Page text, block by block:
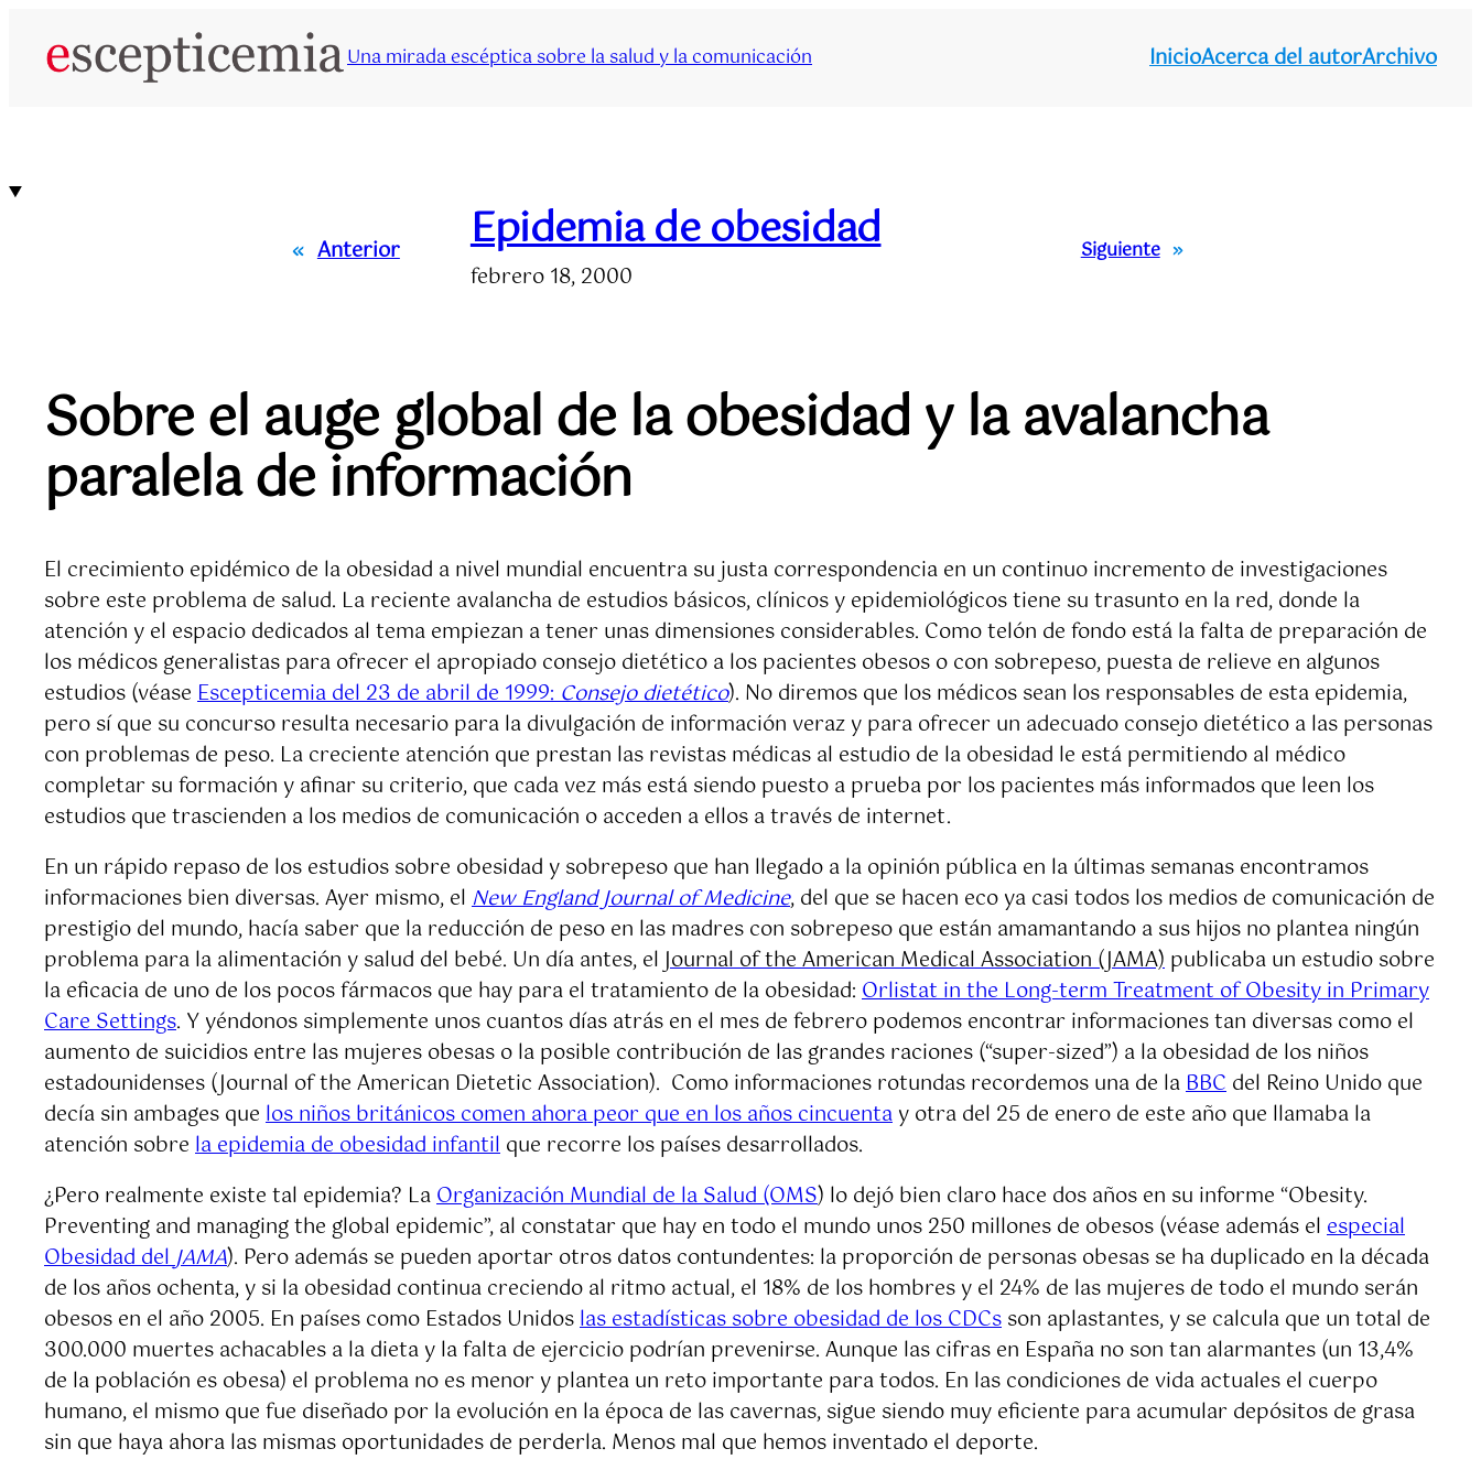
Una mirada escéptica sobre la salud y la comunicación InicioAcerca del autorArchivo
« Anterior Epidemia de obesidad
febrero 18, 2000
Siguiente »
Sobre el auge global de la obesidad y la avalancha
paralela de información
El crecimiento epidémico de la obesidad a nivel mundial encuentra su justa correspondencia en un continuo incremento de investigaciones
sobre este problema de salud. La reciente avalancha de estudios básicos, clínicos y epidemiológicos tiene su trasunto en la red, donde la
atención y el espacio dedicados al tema empiezan a tener unas dimensiones considerables. Como telón de fondo está la falta de preparación de
los médicos generalistas para ofrecer el apropiado consejo dietético a los pacientes obesos o con sobrepeso, puesta de relieve en algunos
estudios (véase Escepticemia del 23 de abril de 1999:Consejo dietético). No diremos que los médicos sean los responsables de esta epidemia,
pero sí que su concurso resulta necesario para la divulgación de información veraz y para ofrecer un adecuado consejo dietético a las personas
con problemas de peso. La creciente atención que prestan las revistas médicas al estudio de la obesidad le está permitiendo al médico
completar su formación y afinar su criterio, que cada vez más está siendo puesto a prueba por los pacientes más informados que leen los
estudios que trascienden a los medios de comunicación o acceden a ellos a través de internet.
En un rápido repaso de los estudios sobre obesidad y sobrepeso que han llegado a la opinión pública en la últimas semanas encontramos
informaciones bien diversas. Ayer mismo, el New England Journal of Medicine, del que se hacen eco ya casi todos los medios de comunicación de
prestigio del mundo, hacía saber que la reducción de peso en las madres con sobrepeso que están amamantando a sus hijos no plantea ningún
problema para la alimentación y salud del bebé. Un día antes, el Journal of the American Medical Association (JAMA) publicaba un estudio sobre
la eficacia de uno de los pocos fármacos que hay para el tratamiento de la obesidad: Orlistat in the Long-term Treatment of Obesity in Primary
Care Settings. Y yéndonos simplemente unos cuantos días atrás en el mes de febrero podemos encontrar informaciones tan diversas como el
aumento de suicidios entre las mujeres obesas o la posible contribución de las grandes raciones (“super-sized”) a la obesidad de los niños
estadounidenses (Journal of the American Dietetic Association). Como informaciones rotundas recordemos una de laBBC del Reino Unido que
decía sin ambages que los niños británicos comen ahora peor que en los años cincuenta y otra del 25 de enero de este año que llamaba la
atención sobre la epidemia de obesidad infantil que recorre los países desarrollados.
¿Pero realmente existe tal epidemia? LaOrganización Mundial de la Salud (OMS) lo dejó bien claro hace dos años en su informe “Obesity.
Preventing and managing the global epidemic”, al constatar que hay en todo el mundo unos 250 millones de obesos (véase además el especial
Obesidad delJAMA). Pero además se pueden aportar otros datos contundentes: la proporción de personas obesas se ha duplicado en la década
de los años ochenta, y si la obesidad continua creciendo al ritmo actual, el 18% de los hombres y el 24% de las mujeres de todo el mundo serán
obesos en el año 2005. En países como Estados Unidoslas estadísticas sobre obesidad de los CDCs son aplastantes, y se calcula que un total de
300.000 muertes achacables a la dieta y la falta de ejercicio podrían prevenirse. Aunque las cifras en España no son tan alarmantes (un 13,4%
de la población es obesa) el problema no es menor y plantea un reto importante para todos. En las condiciones de vida actuales el cuerpo
humano, el mismo que fue diseñado por la evolución en la época de las cavernas, sigue siendo muy eficiente para acumular depósitos de grasa
sin que haya ahora las mismas oportunidades de perderla. Menos mal que hemos inventado el deporte.